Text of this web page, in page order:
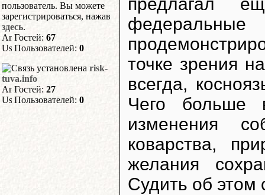
пользователь. Вы можете
зарегистрироваться, нажав
здесь.
Гостей: 67
Пользователей: 0
risk-
tuva.info
Гостей: 27
Пользователей: 0
предлагал
точке зрения
всегда,
Чего больше
изменения
коварства,
желания
Судить об этом